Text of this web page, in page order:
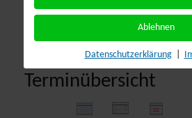
Terminübersicht
Ablehnen
Datenschutzerklärung